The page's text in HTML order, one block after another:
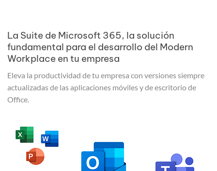
La Suite de Microsoft 365, la solución
fundamental para el desarrollo del Modern
Workplace en tu empresa
Eleva la productividad de tu empresa con versiones siempre
actualizadas de las aplicaciones móviles y de escritorio de
Office.